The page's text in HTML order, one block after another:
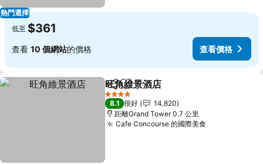
熱門選擇
低至 $361
查看 10 個網站的價格 查看價格
分享 放到收藏夾
旺角維景酒店
4 星級
8.1 很好
14,820
距離Grand Tower 0.7 公里
Cafe Concourse 的國際美食